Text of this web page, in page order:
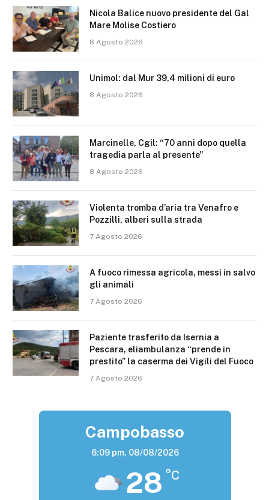
Nicola Balice nuovo presidente del Gal
Mare Molise Costiero
8 Agosto 2026
Unimol: dal Mur 39,4 milioni di euro
8 Agosto 2026
Marcinelle, Cgil: “70 anni dopo quella
tragedia parla al presente”
8 Agosto 2026
Violenta tromba d’aria tra Venafro e
Pozzilli, alberi sulla strada
7 Agosto 2026
A fuoco rimessa agricola, messi in salvo
gli animali
7 Agosto 2026
Paziente trasferito da Isernia a
Pescara, eliambulanza “prende in
prestito” la caserma dei Vigili del Fuoco
7 Agosto 2026
Campobasso
6:09 pm, 08/08/2026
28 °C